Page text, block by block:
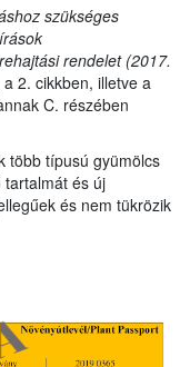
szükséges
rendelet (2017.
2. cikkben, illetve a
C. részében
több típusú gyümölcs
és új
és nem tükrözik